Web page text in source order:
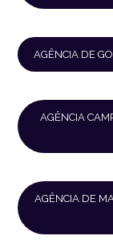
AGÊNCIA DE
AGÊNCIA
AGÊNCIA DE